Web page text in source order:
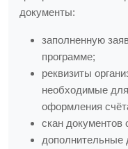
документы:
заполненную
программе;
реквизиты
необходимые
оформления
скан
дополнительные